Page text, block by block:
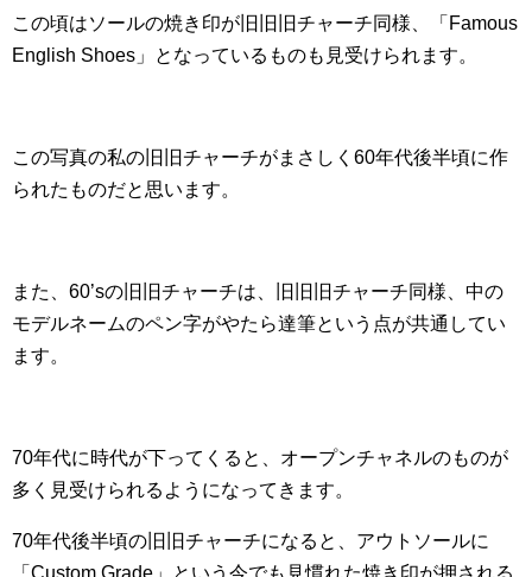
この頃はソールの焼き印が旧旧旧チャーチ同様、「Famous
English Shoes」となっているものも見受けられます。
この写真の私の旧旧チャーチがまさしく60年代後半頃に作
られたものだと思います。
また、60’sの旧旧チャーチは、旧旧旧チャーチ同様、中の
モデルネームのペン字がやたら達筆という点が共通してい
ます。
70年代に時代が下ってくると、オープンチャネルのものが
多く見受けられるようになってきます。
70年代後半頃の旧旧チャーチになると、アウトソールに
「Custom Grade」という今でも見慣れた焼き印が押される